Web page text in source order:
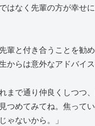
はなく先輩の方が幸せ
輩と付き合うことを勧
からは意外なアドバイス
まで通り仲良くしつつ
つめてみてね。焦って
ゃないから。」